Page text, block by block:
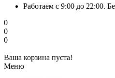
Работаем с 9:00 до 22:00.
0
0
0
Ваша корзина пуста!
Меню